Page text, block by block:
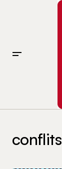
conflits